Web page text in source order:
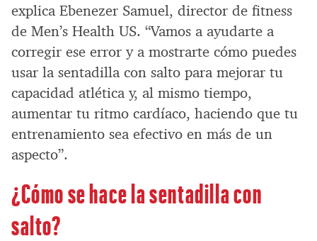
explica Ebenezer Samuel, director de fitness
de Men’s Health US. “Vamos a ayudarte a
corregir ese error y a mostrarte cómo puedes
usar la sentadilla con salto para mejorar tu
capacidad atlética y, al mismo tiempo,
aumentar tu ritmo cardíaco, haciendo que tu
entrenamiento sea efectivo en más de un
aspecto”.
¿Cómo se hace la sentadilla con
salto?